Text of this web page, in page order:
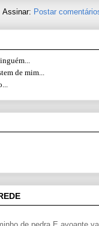
Assinar: Postar
de mim...